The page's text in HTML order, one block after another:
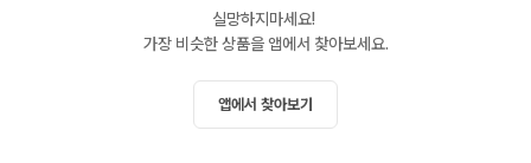
실망하지마세요!
가장 비슷한 상품을 앱에서 찾아보세요.
앱에서 찾아보기